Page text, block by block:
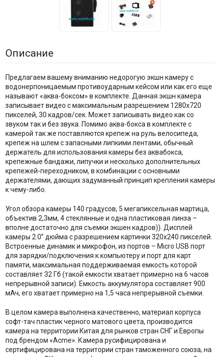
Описание
Предлагаем вашему вниманию недорогую экшн камеру с
водонерпоницаемым противоударным кейсом или как его еще
называют «аква-боксом» в комплекте. Данная экшн камера
записывает видео с максимальным разрешением 1280х720
пикселей, 30 кадров/сек. Может записывать видео как со
звуком так и без звука. Помимо аква-бокса в комплекте с
камерой так же поставляются крепеж на руль велосипеда,
крепеж на шлем с запасными липкими лентами, обычный
держатель для использования камеры без аквабокса,
крепежные бандажи, липучки и несколько дополнительных
крепежей-переходником, в комбинации с основными
держателями, дающих задуманный принцип крепления камеры
к чему-либо.
Угол обзора камеры 140 градусов, 5 мегапиксельная мартица,
объектив 2,3мм, 4 стеклянные и одна пластиковая линза –
вполне достаточно для съемки экшен кадров)). Дисплей
камеры 2.0” дюйма с разрешением картинки 320х240 пикселей.
Встроенные динамик и микрофон, из портов – Micro USB порт
для зарядки/подключения к компьютеру и порт для карт
памяти, максимальная поддерживаемая емкость которой
составляет 32 Гб (такой емкости хватает примерно на 6 часов
непрерывной записи). Емкость аккумулятора составляет 900
мАч, его хватает примерно на 1,5 часа непрерывной съемки.
В целом камера выполнена качественно, материал корпуса
софт-тач пластик черного матового цвета, производится
камера на территории Китая для рынков стран СНГ и Европы
под брендом «Acme». Камера русифицирована и
сертифицирована на территории стран таможенного союза, на